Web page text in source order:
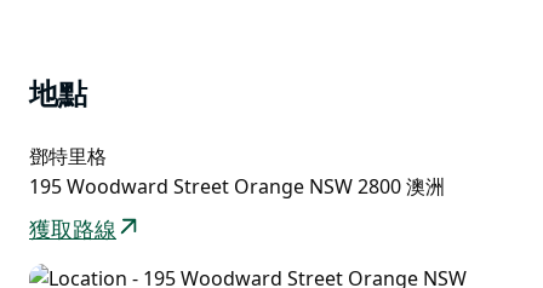
地點
鄧特里格
195 Woodward Street Orange NSW 2800 澳洲
獲取路線